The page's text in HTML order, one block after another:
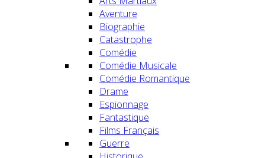
Aventure
Biographie
Catastrophe
Comédie
Comédie Musicale
Comédie Romantique
Drame
Espionnage
Fantastique
Films Français
Guerre